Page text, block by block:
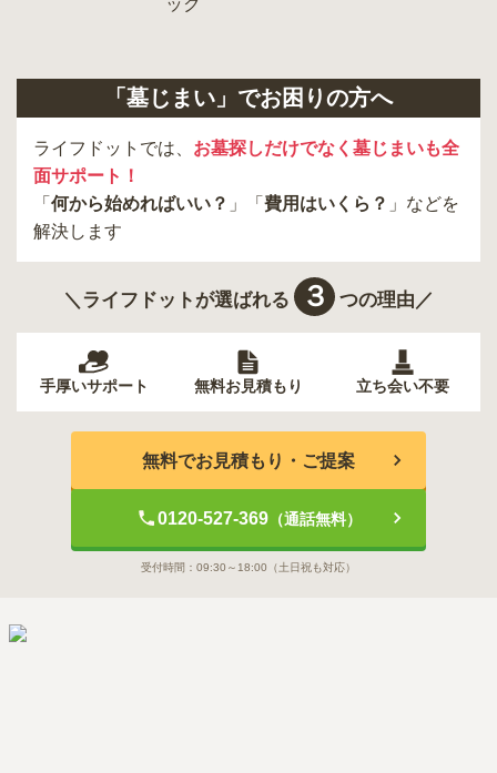
昭島市
葛飾区 墨田区
杉並区
「墓じまい」でお困りの方へ
ライフドットでは、 お墓探しだけでなく墓じまいも全
面サポート！
「 何から始めればいい？ 」「 費用はいくら？ 」などを
解決します
＼ライフドットが選ばれる ３ つの理由／
手厚いサポート 無料お見積もり 立ち会い不要
無料でお見積もり・ご提案
0120-527-369（通話無料）
受付時間： 09:30～18:00 （土日祝も対応）